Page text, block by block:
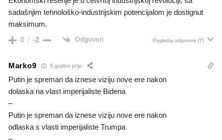
sadašnjim tehnološko-industrijskim potencijalom je dostignut
maksimum.
0 -2 Odgovori Pogledaj odgovore (7)
Marko9 5 godine prije
Putin je spreman da iznese viziju nove ere nakon
dolaska na vlast imperijaliste Bidena
–
Putin je spreman da iznese viziju nove ere nakon
odlaska s vlasti imperijaliste Trumpa